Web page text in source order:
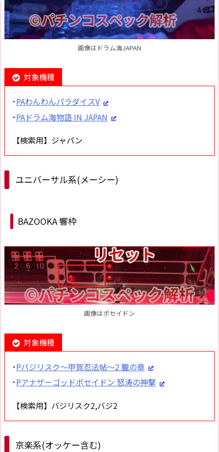
画像はドラム海JAPAN
対象機種
･PAわんわんパラダイスV
･PAドラム海物語 IN JAPAN
【検索用】ジャパン
ユニバーサル系(メーシー)
BAZOOKA 響枠
画像はポセイドン
対象機種
･Pバジリスク～甲賀忍法帖～2 朧の章
･Pアナザーゴッドポセイドン 怒涛の神撃
【検索用】バジリスク2,バジ2
京楽系(オッケー含む)